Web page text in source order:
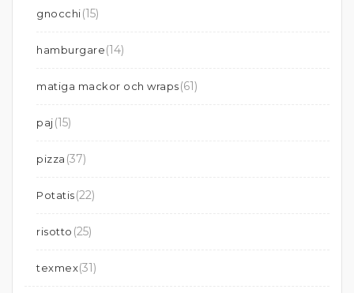
gnocchi(15)
hamburgare(14)
matiga mackor och wraps(61)
paj(15)
pizza (37)
Potatis(22)
risotto (25)
texmex(31)